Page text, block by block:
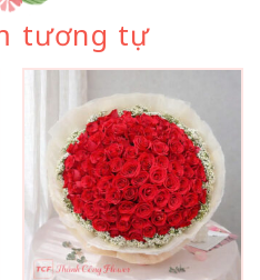
tương tự